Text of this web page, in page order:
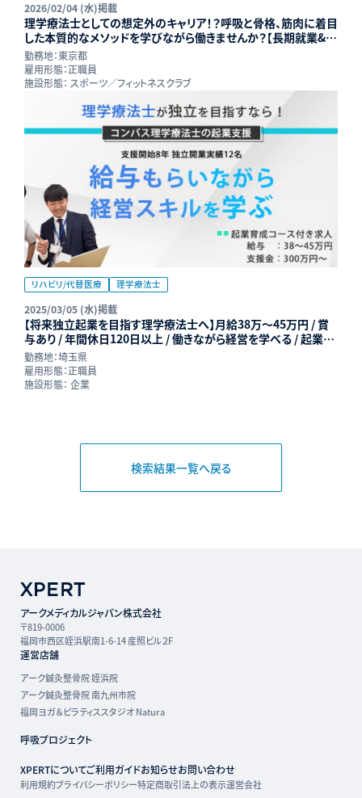
2026/02/04 (水)掲載
理学療法士としての想定外のキャリア！？呼吸と骨格、筋肉に着目
した本質的なメソッドを学びながら働きませんか？【長期就業&年
収UP可能】
勤務地：東京都
雇用形態：正職員
施設形態： スポーツ／フィットネスクラブ
リハビリ/代替医療 理学療法士
2025/03/05 (水)掲載
【将来独立起業を目指す理学療法士へ】月給38万～45万円 / 賞
与あり / 年間休日120日以上 / 働きながら経営を学べる / 起業育
成コース採用枠 | リハプライム株式会社
勤務地：埼玉県
雇用形態：正職員
施設形態： 企業
検索結果一覧へ戻る
アークメディカルジャパン株式会社
〒819-0006
福岡市西区姪浜駅南1-6-14 産照ビル２F
運営店舗
アーク鍼灸整骨院 姪浜院
アーク鍼灸整骨院 南九州市院
福岡ヨガ＆ピラティススタジオ Natura
呼吸プロジェクト
XPERTについてご利用ガイドお知らせお問い合わせ
利用規約プライバシーポリシー特定商取引法上の表示運営会社